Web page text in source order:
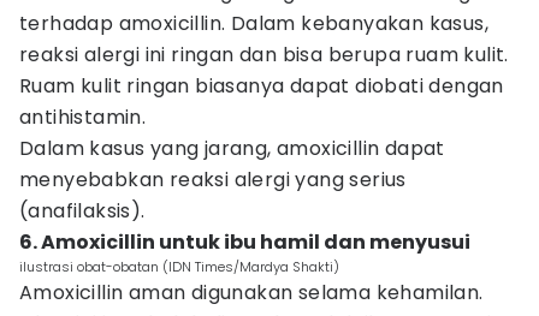
terhadap amoxicillin. Dalam kebanyakan kasus,
reaksi alergi ini ringan dan bisa berupa ruam kulit.
Ruam kulit ringan biasanya dapat diobati dengan
antihistamin.
Dalam kasus yang jarang, amoxicillin dapat
menyebabkan reaksi alergi yang serius
(anafilaksis).
6. Amoxicillin untuk ibu hamil dan menyusui
ilustrasi obat-obatan (IDN Times/Mardya Shakti)
Amoxicillin aman digunakan selama kehamilan.